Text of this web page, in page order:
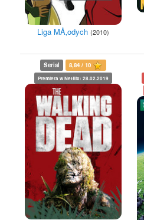
Liga MÅ‚odych (2010)
Serial 8,84 / 10
Premiera w Netflix: 28.02.2019